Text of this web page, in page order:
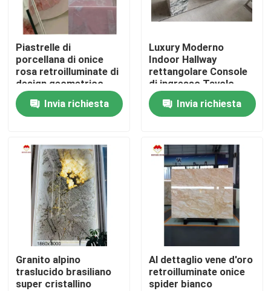
Su di noi
Visita alla fabbrica
Controllo della qualità
Notizie
Casi
Chiedi un preventivo
Lastre di pietra del granito
Piastrelle di
porcellana di onice
rosa retroilluminate di
design geometrico
piastrelle di tavolo
rosa chiaro prezzo
all'ingrosso scale di
Invia richiesta
Luxury Moderno
Indoor Hallway
rettangolare Console
di ingresso Tavolo
Marmo Polacco Italia
Arabescato Marmo
Piano di supporto
Invia richiesta
Granito alpino
traslucido brasiliano
super cristallino
Al dettaglio vene d'oro
retroilluminate onice
spider bianco